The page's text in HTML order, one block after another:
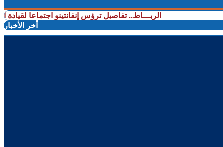
+ الربـــاط.. تفاصيل ترؤس إنفانتينو اجتماعا لقيادة الفيفا
أخر الأخبار